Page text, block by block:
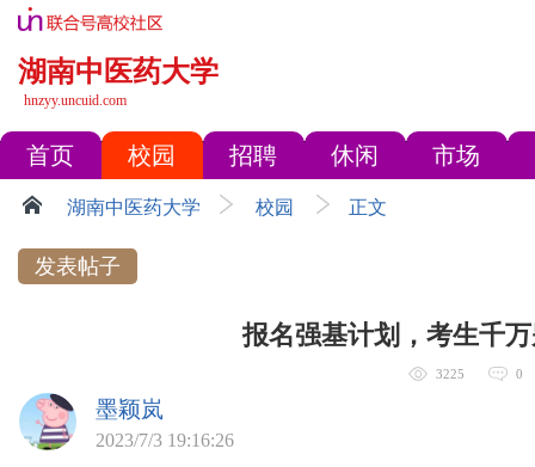
湖南中医药大学
hnzyy.uncuid.com
首页 校园 招聘 休闲 市场
湖南中医药大学 校园 正文
发表帖子
报名强基计划，考生千
3225 0
墨颖岚
2023/7/3 19:16:26